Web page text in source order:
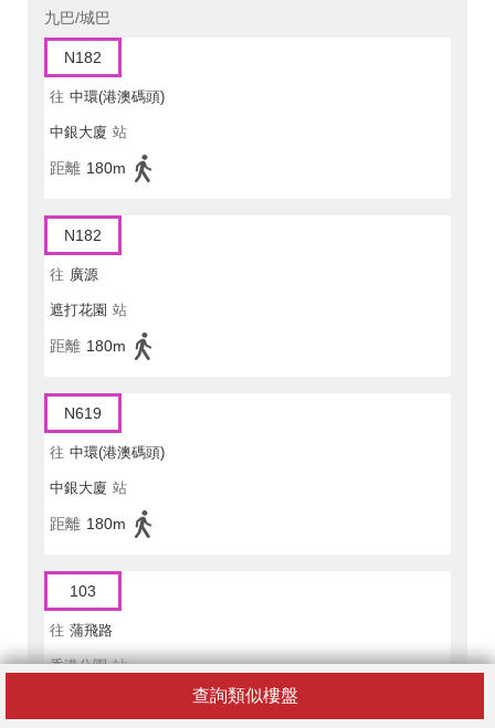
查詢類似樓盤
九巴/城巴
N182
往 中環(港澳碼頭)
中銀大廈 站
距離 180m
N182
往 廣源
遮打花園 站
距離 180m
N619
往 中環(港澳碼頭)
中銀大廈 站
距離 180m
103
往 蒲飛路
香港公園 站